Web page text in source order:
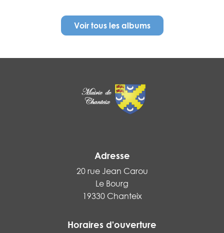
Voir tous les albums
Adresse
20 rue Jean Carou
Le Bourg
19330 Chanteix
Horaires d'ouverture